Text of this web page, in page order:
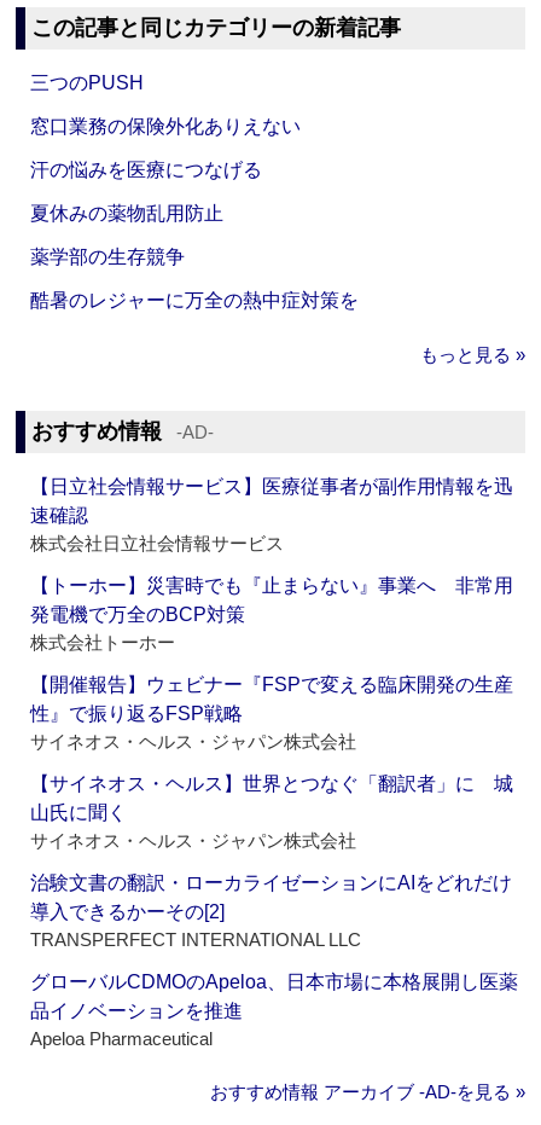
この記事と同じカテゴリーの新着記事
三つのPUSH
窓口業務の保険外化ありえない
汗の悩みを医療につなげる
夏休みの薬物乱用防止
薬学部の生存競争
酷暑のレジャーに万全の熱中症対策を
もっと見る »
おすすめ情報 ‐AD‐
【日立社会情報サービス】医療従事者が副作用情報を迅
速確認
株式会社日立社会情報サービス
【トーホー】災害時でも『止まらない』事業へ 非常用
発電機で万全のBCP対策
株式会社トーホー
【開催報告】ウェビナー『FSPで変える臨床開発の生産
性』で振り返るFSP戦略
サイネオス・ヘルス・ジャパン株式会社
【サイネオス・ヘルス】世界とつなぐ「翻訳者」に 城
山氏に聞く
サイネオス・ヘルス・ジャパン株式会社
治験文書の翻訳・ローカライゼーションにAIをどれだけ
導入できるかーその[2]
TRANSPERFECT INTERNATIONAL LLC
グローバルCDMOのApeloa、日本市場に本格展開し医薬
品イノベーションを推進
Apeloa Pharmaceutical
おすすめ情報 アーカイブ ‐AD‐を見る »